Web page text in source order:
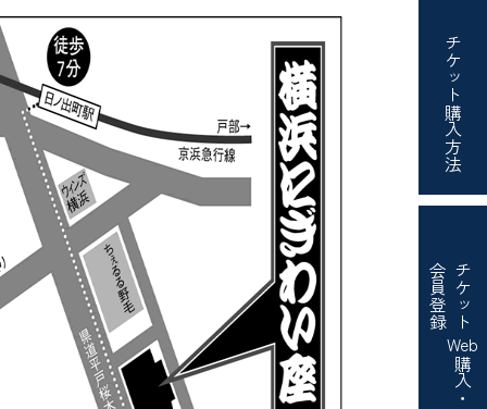
チケット
購入方法
チケット
Web
購入・
会員登録